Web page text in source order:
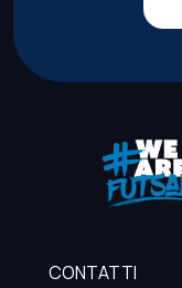
CONTATTI